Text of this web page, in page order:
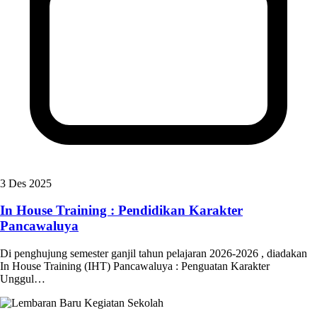
3 Des 2025
In House Training : Pendidikan Karakter
Pancawaluya
Di penghujung semester ganjil tahun pelajaran 2026-2026 , diadakan
In House Training (IHT) Pancawaluya : Penguatan Karakter
Unggul…
Kegiatan Sekolah